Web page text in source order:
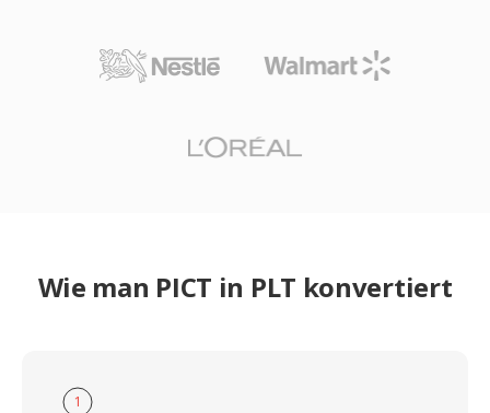
Wie man PICT in PLT konvertiert
1